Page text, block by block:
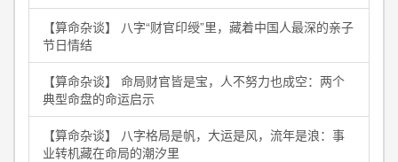
【算命杂谈】 八字“财官印绶”里，藏着中国人最深的亲子
节日情结
【算命杂谈】 命局财官皆是宝，人不努力也成空：两个
典型命盘的命运启示
【算命杂谈】 八字格局是帆，大运是风，流年是浪：事
业转机藏在命局的潮汐里